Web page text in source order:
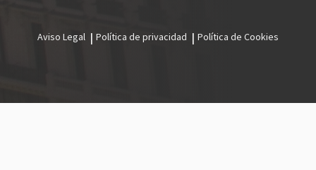
legal
Aviso Legal Política de privacidad Política de Cookies